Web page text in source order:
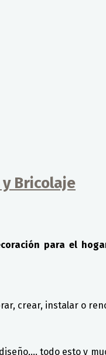
Bricolaje
para el
crear, instalar o
todo esto y